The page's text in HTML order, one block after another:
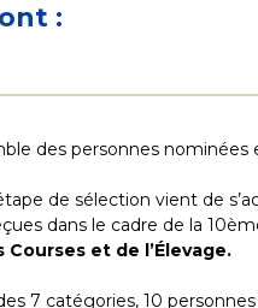
:
des personnes
de sélection vient de
dans le cadre de la
Courses et de l’Élevage.
7 catégories, 10